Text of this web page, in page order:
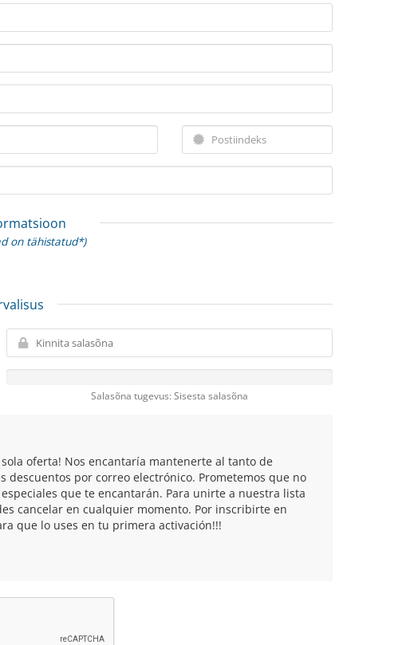
on tähistatud*)
Salasõna tugevus: Sisesta salasõna
oferta! Nos encantaría mantenerte al tanto de
por correo electrónico. Prometemos que no
que te encantarán. Para unirte a nuestra lista
cancelar en cualquier momento. Por inscribirte en
que lo uses en tu primera activación!!!